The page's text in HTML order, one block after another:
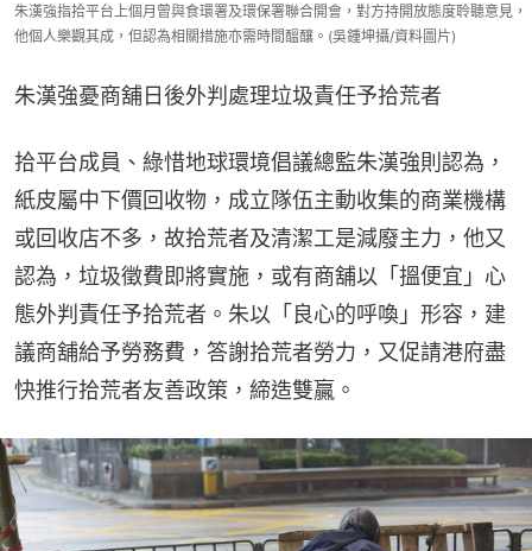
朱漢強指拾平台上個月曾與食環署及環保署聯合開會，對方持開放態度聆聽意見，
他個人樂觀其成，但認為相關措施亦需時間醞釀。(吳鍾坤攝/資料圖片)
朱漢強憂商舖日後外判處理垃圾責任予拾荒者
拾平台成員、綠惜地球環境倡議總監朱漢強則認為，
紙皮屬中下價回收物，成立隊伍主動收集的商業機構
或回收店不多，故拾荒者及清潔工是減廢主力，他又
認為，垃圾徵費即將實施，或有商舖以「搵便宜」心
態外判責任予拾荒者。朱以「良心的呼喚」形容，建
議商舖給予勞務費，答謝拾荒者勞力，又促請港府盡
快推行拾荒者友善政策，締造雙贏。